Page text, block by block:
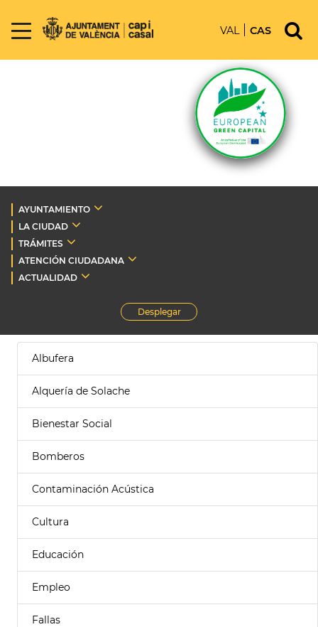
VAL CAS
AYUNTAMIENTO
LA CIUDAD
TRÁMITES
ATENCIÓN CIUDADANA
ACTUALIDAD
Desplegar
Albufera
Alquería de Solache
Bienestar Social
Bomberos
Contaminación Acústica
Cultura
Educación
Empleo
Fallas